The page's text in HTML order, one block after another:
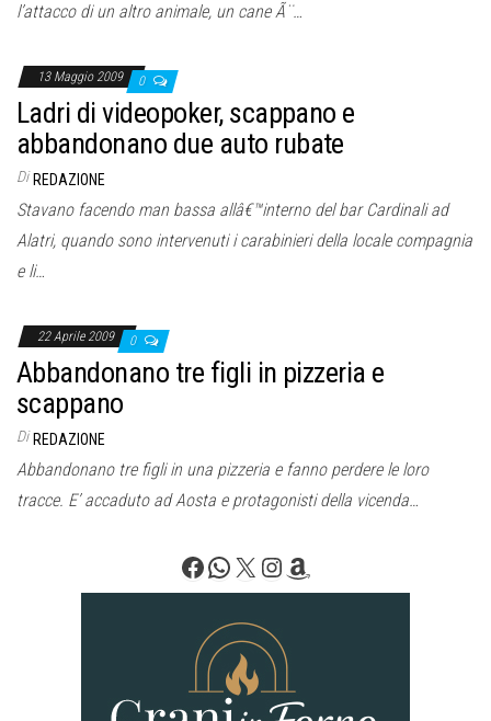
l’attacco di un altro animale, un cane Ã¨…
13 Maggio 2009 0
Ladri di videopoker, scappano e
abbandonano due auto rubate
Di REDAZIONE
Stavano facendo man bassa allâ€™interno del bar Cardinali ad
Alatri, quando sono intervenuti i carabinieri della locale compagnia
e li…
22 Aprile 2009 0
Abbandonano tre figli in pizzeria e
scappano
Di REDAZIONE
Abbandonano tre figli in una pizzeria e fanno perdere le loro
tracce. E’ accaduto ad Aosta e protagonisti della vicenda…
Facebook
WhatsApp
X Instagram
Amazon